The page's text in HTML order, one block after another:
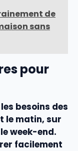
de
sans
pour
besoins des
le matin, sur
week-end.
facilement